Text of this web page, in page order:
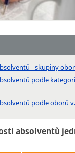
- skupiny
podle
podle oborů
absolventů